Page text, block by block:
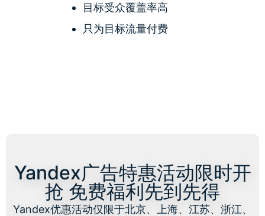
目标受众覆盖率高
只为目标流量付费
Yandex广告特惠活动限时开
抢 免费福利先到先得
Yandex优惠活动仅限于北京、上海、江苏、浙江、